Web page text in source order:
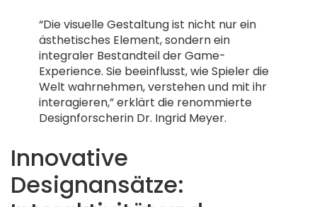
“Die visuelle Gestaltung ist nicht nur ein
ästhetisches Element, sondern ein
integraler Bestandteil der Game-
Experience. Sie beeinflusst, wie Spieler die
Welt wahrnehmen, verstehen und mit ihr
interagieren,” erklärt die renommierte
Designforscherin Dr. Ingrid Meyer.
Innovative
Designansätze: